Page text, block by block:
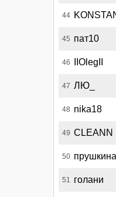
44
45 пат10
46 IIOlegII
47 ЛЮ_
48 nika18
49 CLEANN
50 прушкина
51 голани